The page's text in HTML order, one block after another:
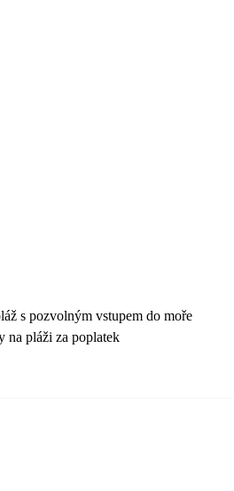
s pozvolným vstupem do moře
na pláži za poplatek